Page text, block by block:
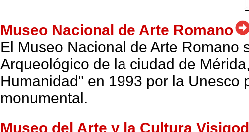
Museo Nacional de Arte Romano
El Museo Nacional de Arte Romano
Arqueológico de la ciudad de
Humanidad" en 1993 por la Unesco
monumental.
Museo del Arte y la Cultura